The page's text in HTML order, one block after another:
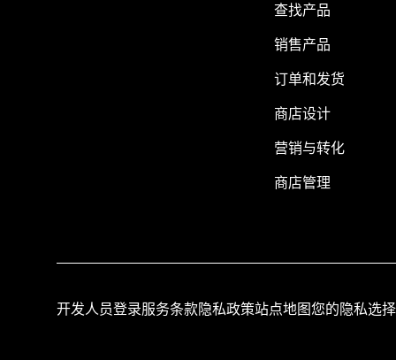
查找产品
销售产品
订单和发货
商店设计
营销与转化
商店管理
开发人员登录服务条款隐私政策站点地图您的隐私选择